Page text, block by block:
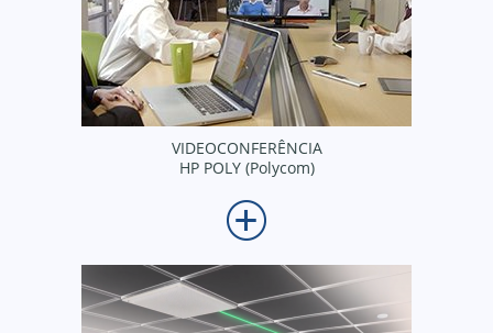
VIDEOCONFERÊNCIA
HP POLY (Polycom)